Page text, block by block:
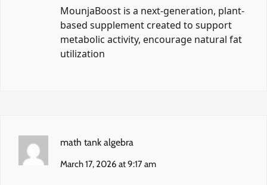
MounjaBoost is a next-generation, plant-
based supplement created to support
metabolic activity, encourage natural fat
utilization
math tank algebra
March 17, 2026 at 9:17 am